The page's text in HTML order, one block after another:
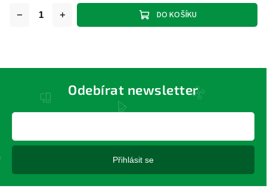
DO KOŠÍKU
Odebírat newsletter
Přihlásit se